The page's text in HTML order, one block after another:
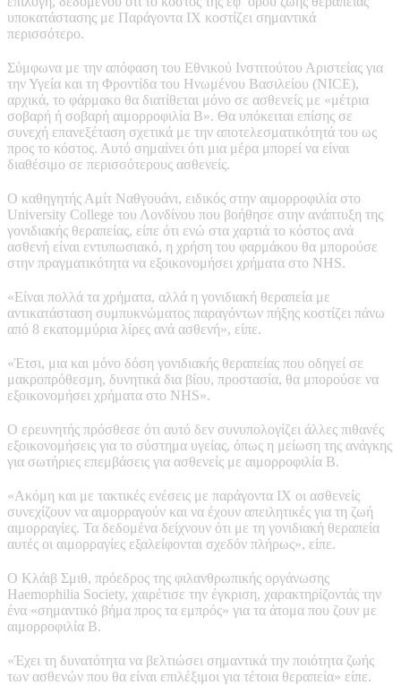
υποκατάστασης με Παράγοντα IX κοστίζει σημαντικά
περισσότερο.
Σύμφωνα με την απόφαση του Εθνικού Ινστιτούτου Αριστείας για
την Υγεία και τη Φροντίδα του Ηνωμένου Βασιλείου (NICE),
αρχικά, το φάρμακο θα διατίθεται μόνο σε ασθενείς με «μέτρια
σοβαρή ή σοβαρή αιμορροφιλία Β». Θα υπόκειται επίσης σε
συνεχή επανεξέταση σχετικά με την αποτελεσματικότητά του ως
προς το κόστος. Αυτό σημαίνει ότι μια μέρα μπορεί να είναι
διαθέσιμο σε περισσότερους ασθενείς.
Ο καθηγητής Αμίτ Ναθγουάνι, ειδικός στην αιμορροφιλία στο
University College του Λονδίνου που βοήθησε στην ανάπτυξη της
γονιδιακής θεραπείας, είπε ότι ενώ στα χαρτιά το κόστος ανά
ασθενή είναι εντυπωσιακό, η χρήση του φαρμάκου θα μπορούσε
στην πραγματικότητα να εξοικονομήσει χρήματα στο NHS.
«Είναι πολλά τα χρήματα, αλλά η γονιδιακή θεραπεία με
αντικατάσταση συμπυκνώματος παραγόντων πήξης κοστίζει πάνω
από 8 εκατομμύρια λίρες ανά ασθενή», είπε.
«Έτσι, μια και μόνο δόση γονιδιακής θεραπείας που οδηγεί σε
μακροπρόθεσμη, δυνητικά δια βίου, προστασία, θα μπορούσε να
εξοικονομήσει χρήματα στο NHS».
Ο ερευνητής πρόσθεσε ότι αυτό δεν συνυπολογίζει άλλες πιθανές
εξοικονομήσεις για το σύστημα υγείας, όπως η μείωση της ανάγκης
για σωτήριες επεμβάσεις για ασθενείς με αιμορροφιλία Β.
«Ακόμη και με τακτικές ενέσεις με παράγοντα ΙΧ οι ασθενείς
συνεχίζουν να αιμορραγούν και να έχουν απειλητικές για τη ζωή
αιμορραγίες. Τα δεδομένα δείχνουν ότι με τη γονιδιακή θεραπεία
αυτές οι αιμορραγίες εξαλείφονται σχεδόν πλήρως», είπε.
Ο Κλάιβ Σμιθ, πρόεδρος της φιλανθρωπικής οργάνωσης
Haemophilia Society, χαιρέτισε την έγκριση, χαρακτηρίζοντάς την
ένα «σημαντικό βήμα προς τα εμπρός» για τα άτομα που ζουν με
αιμορροφιλία Β.
«Έχει τη δυνατότητα να βελτιώσει σημαντικά την ποιότητα ζωής
των ασθενών που θα είναι επιλέξιμοι για τέτοια θεραπεία» είπε.